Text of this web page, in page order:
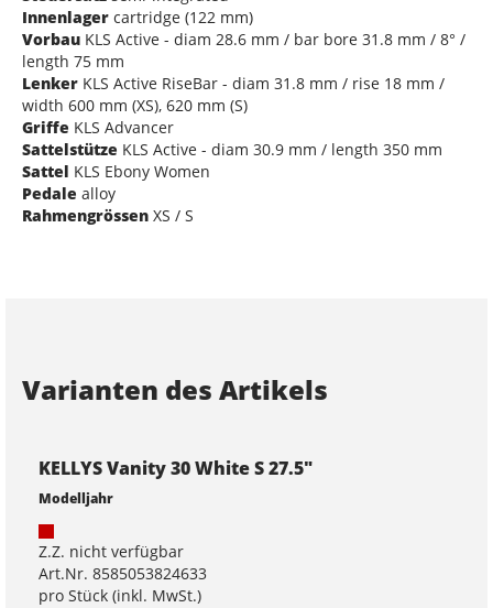
Innenlager cartridge (122 mm)
Vorbau KLS Active - diam 28.6 mm / bar bore 31.8 mm / 8° /
length 75 mm
Lenker KLS Active RiseBar - diam 31.8 mm / rise 18 mm /
width 600 mm (XS), 620 mm (S)
Griffe KLS Advancer
Sattelstütze KLS Active - diam 30.9 mm / length 350 mm
Sattel KLS Ebony Women
Pedale alloy
Rahmengrössen XS / S
Varianten des Artikels
KELLYS Vanity 30 White S 27.5"
Modelljahr
Z.Z. nicht verfügbar
Art.Nr. 8585053824633
pro Stück (inkl. MwSt.)